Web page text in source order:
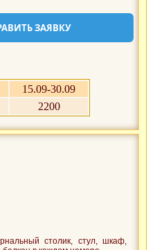
ЗАЯВКУ
15.09-30.09
2200
столик, стул, шкаф,